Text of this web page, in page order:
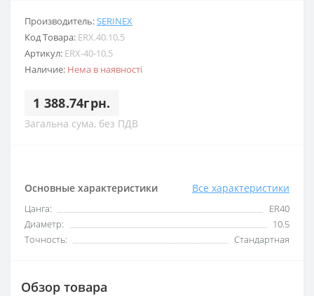
Производитель:SERINEX
Код Товара: ERX.40.10,5
Артикул: ERX-40-10,5
Наличие: Нема в наявності
1 388.74грн.
Загальна сума, без ПДВ
Основные характеристики Все характеристики
Цанга:
ER40
Диаметр:
10.5
Точность:
Стандартная
Обзор товара